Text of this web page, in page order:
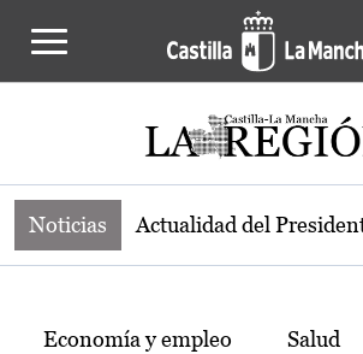
Noticias de la región
Noticias Actualidad del
Temas
Economía y empleo Salud